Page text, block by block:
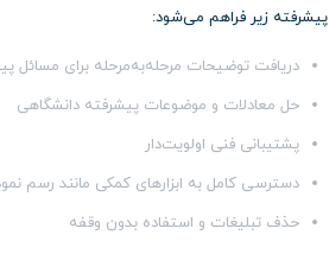
پیشرفته زیر فراهم می‌شود:
دریافت توضیحات مرحله‌به‌مرحله برای مسائل
حل معادلات و موضوعات پیشرفته دانشگاهی
پشتیبانی فنی اولویت‌دار
دسترسی کامل به ابزارهای کمکی مانند رسم
حذف تبلیغات و استفاده بدون وقفه